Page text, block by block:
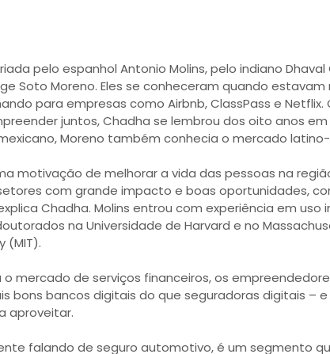
pelo espanhol Antonio Molins, pelo indiano
Soto Moreno. Eles se conheceram quando estavam
para empresas como Airbnb, ClassPass e Netflix.
juntos, Chadha se lembrou dos oito anos
Moreno também conhecia o mercado
motivação de melhorar a vida das pessoas na
com grande impacto e boas oportunidades,
Chadha. Molins entrou com experiência em uso
na Universidade de Harvard e no
(MIT).
o mercado de serviços financeiros, os
bons bancos digitais do que seguradoras digitais –
aproveitar.
falando de seguro automotivo, é um segmento